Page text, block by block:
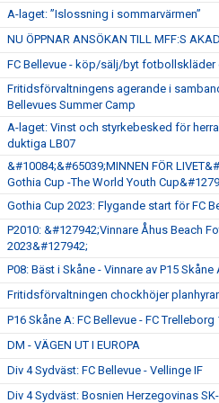
A-laget: ”Islossning i sommarvärmen”
NU ÖPPNAR ANSÖKAN TILL MFF:S
FC Bellevue - köp/sälj/byt fotbollskläder
Fritidsförvaltningens agerande i
Bellevues Summer Camp
A-laget: Vinst och styrkebesked för
duktiga LB07
&#10084;&#65039;MINNEN FÖR
Gothia Cup -The World Youth
Gothia Cup 2023: Flygande start för FC
P2010: &#127942;Vinnare Åhus Beach
2023&#127942;
P08: Bäst i Skåne - Vinnare av P15 Skåne
Fritidsförvaltningen chockhöjer
P16 Skåne A: FC Bellevue - FC Trelleborg
DM - VÄGEN UT I EUROPA
Div 4 Sydväst: FC Bellevue - Vellinge IF
Div 4 Sydväst: Bosnien Herzegovinas